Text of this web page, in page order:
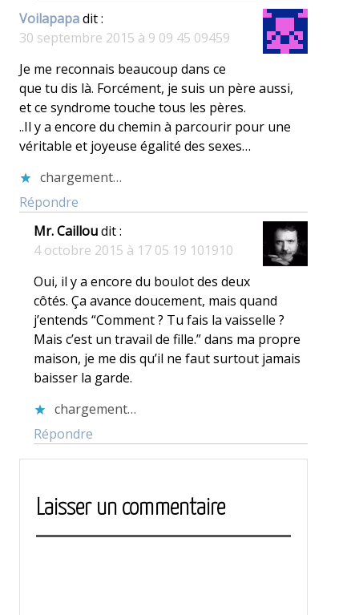
Voilapapadit :
30 septembre 2015 à 9 09 45 09459
Je me reconnais beaucoup dans ce
que tu dis là. Forcément, je suis un père aussi,
et ce syndrome touche tous les pères.
..Il y a encore du chemin à parcourir pour une
véritable et joyeuse égalité des sexes…
chargement…
Répondre
Mr. Cailloudit :
4 octobre 2015 à 17 05 19 101910
Oui, il y a encore du boulot des deux
côtés. Ça avance doucement, mais quand
j’entends “Comment ? Tu fais la vaisselle ?
Mais c’est un travail de fille.” dans ma propre
maison, je me dis qu’il ne faut surtout jamais
baisser la garde.
chargement…
Répondre
Laisser un commentaire